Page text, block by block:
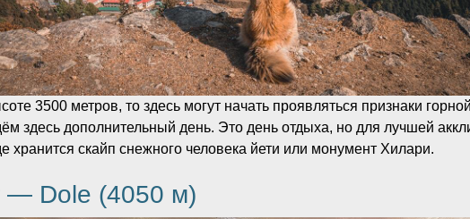
3500 метров, то здесь могут начать проявляться признаки
здесь дополнительный день. Это день отдыха, но для лучшей
хранится скайп снежного человека йети или монумент Хилари.
— Dole (4050 м)